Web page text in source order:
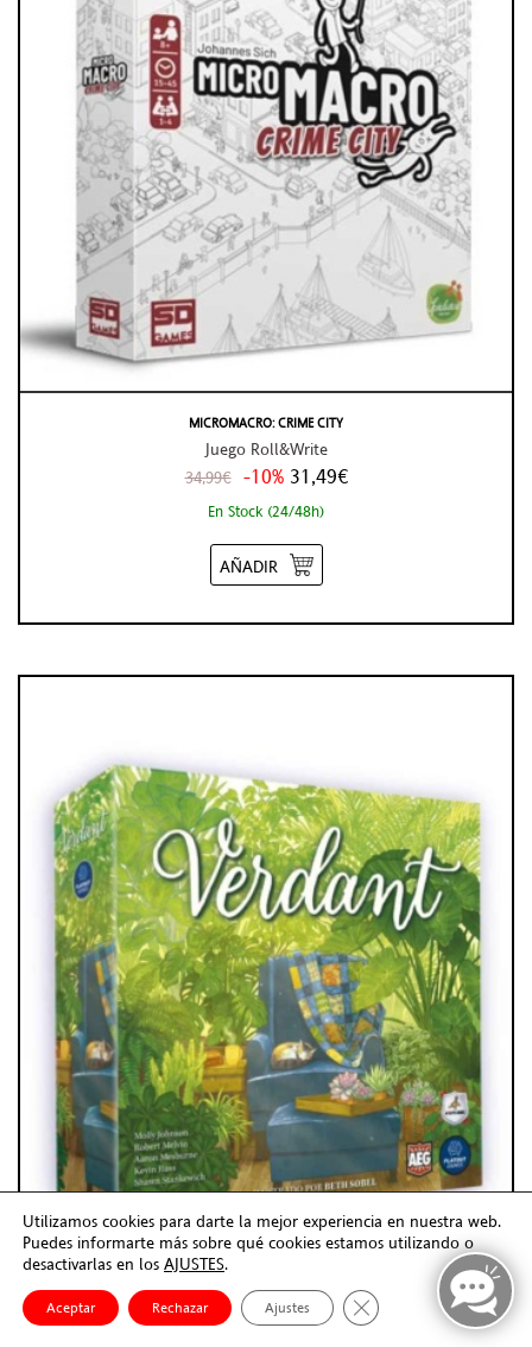
MICROMACRO: CRIME CITY
Juego Roll&Write
34,99€ -10% 31,49€
En Stock (24/48h)
AÑADIR
Utilizamos cookies para darte la mejor experiencia en nuestra web.
Puedes informarte más sobre qué cookies estamos utilizando o
desactivarlas en los AJUSTES.
Aceptar Rechazar Ajustes Cerrar el banner de